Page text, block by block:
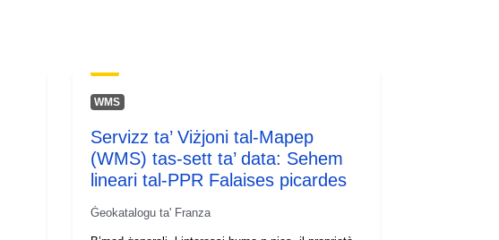
WMS
Servizz ta’ Viżjoni tal-Mapep
(WMS) tas-sett ta’ data: Sehem
lineari tal-PPR Falaises picardes
Ġeokatalogu ta' Franza